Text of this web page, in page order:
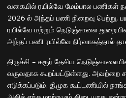
வகையில் ரயில்வே மேம்பால பணிகள்
2026 ல் அந்தப் பணி நிறைவு பெற்று,
ரயில்வே மற்றும் நெடுஞ்சாலை
அந்தப் பணி ரயில்வே நிர்வாகத்தால்
திருச்சி – கரூர் தேசிய
வருவதாக கூறப்பட்டுள்ளது. அவற்றை
எடுக்கப்படும். திமுக கூட்டணியில்